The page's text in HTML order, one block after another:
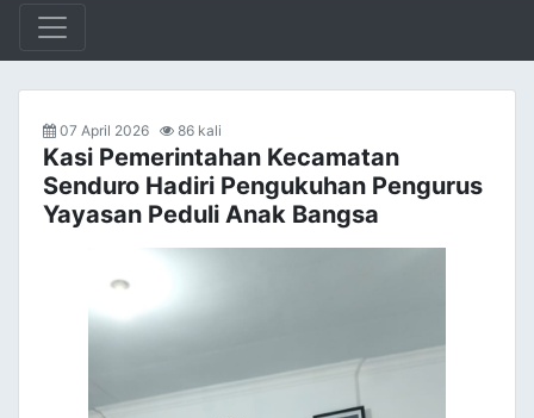
07 April 2026 86 kali
Kasi Pemerintahan Kecamatan
Senduro Hadiri Pengukuhan Pengurus
Yayasan Peduli Anak Bangsa